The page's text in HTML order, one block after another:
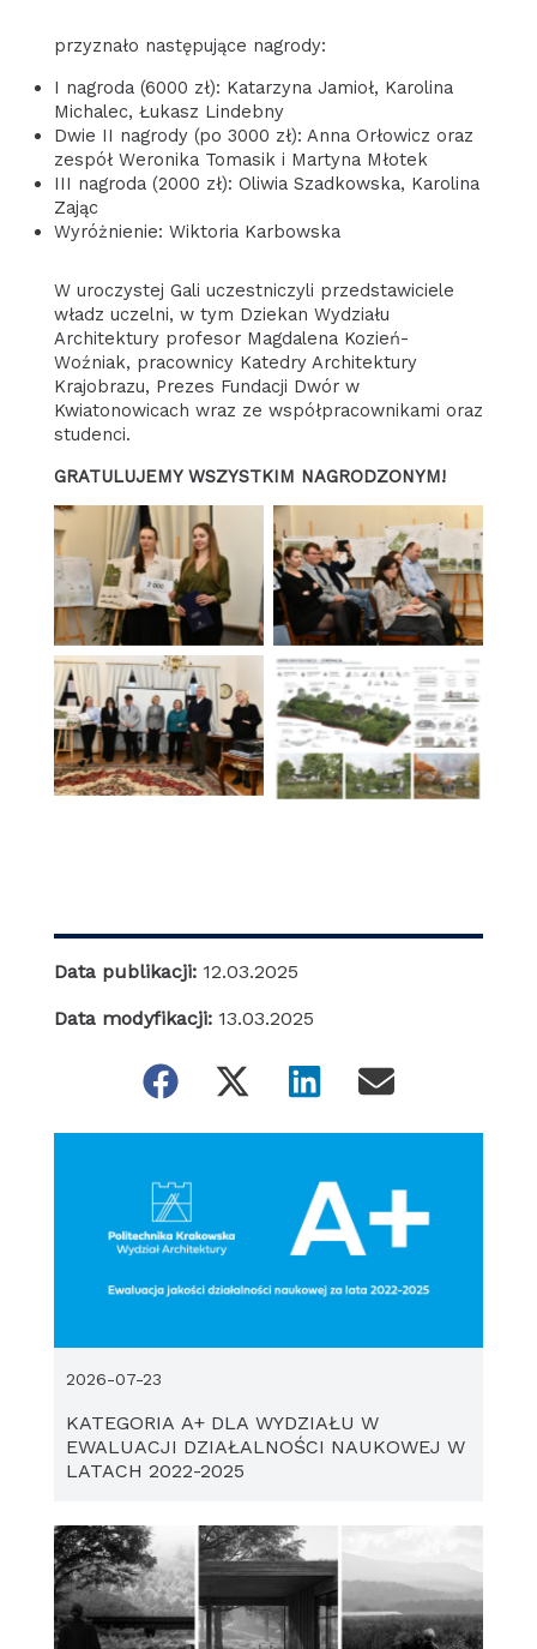
przyznało następujące nagrody:
I nagroda (6000 zł): Katarzyna Jamioł, Karolina
Michalec, Łukasz Lindebny
Dwie II nagrody (po 3000 zł): Anna Orłowicz oraz
zespół Weronika Tomasik i Martyna Młotek
III nagroda (2000 zł): Oliwia Szadkowska, Karolina
Zając
Wyróżnienie: Wiktoria Karbowska
W uroczystej Gali uczestniczyli przedstawiciele
władz uczelni, w tym Dziekan Wydziału
Architektury profesor Magdalena Kozień-
Woźniak, pracownicy Katedry Architektury
Krajobrazu, Prezes Fundacji Dwór w
Kwiatonowicach wraz ze współpracownikami oraz
studenci.
GRATULUJEMY WSZYSTKIM NAGRODZONYM!
Data publikacji: 12.03.2025
Data modyfikacji: 13.03.2025
KATEGORIA A+ DLA WYDZIAŁU W
EWALUACJI DZIAŁALNOŚCI NAUKOWEJ W
LATACH 2022-2025
2026-07-23